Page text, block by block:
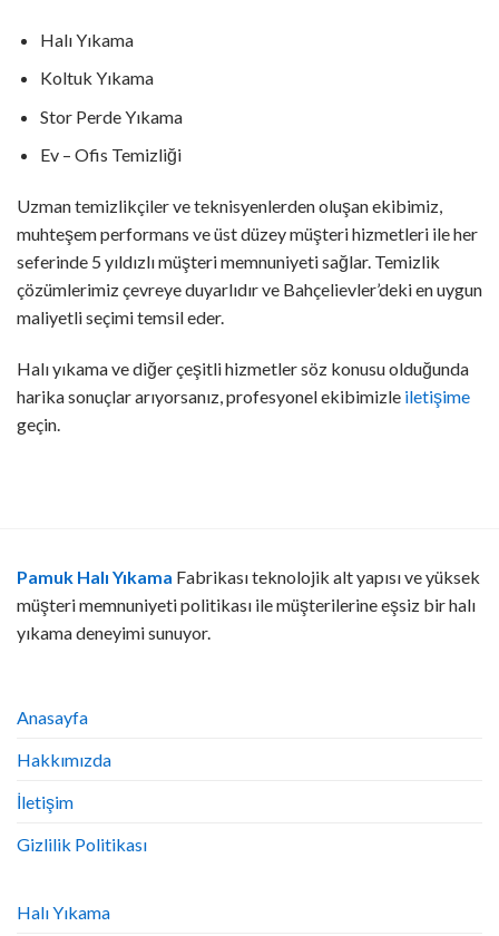
Halı Yıkama
Koltuk Yıkama
Stor Perde Yıkama
Ev – Ofis Temizliği
Uzman temizlikçiler ve teknisyenlerden oluşan ekibimiz,
muhteşem performans ve üst düzey müşteri hizmetleri ile her
seferinde 5 yıldızlı müşteri memnuniyeti sağlar. Temizlik
çözümlerimiz çevreye duyarlıdır ve Bahçelievler’deki en uygun
maliyetli seçimi temsil eder.
Halı yıkama ve diğer çeşitli hizmetler söz konusu olduğunda
harika sonuçlar arıyorsanız, profesyonel ekibimizle iletişime
geçin.
Pamuk Halı Yıkama Fabrikası teknolojik alt yapısı ve yüksek
müşteri memnuniyeti politikası ile müşterilerine eşsiz bir halı
yıkama deneyimi sunuyor.
Anasayfa
Hakkımızda
İletişim
Gizlilik Politikası
Halı Yıkama